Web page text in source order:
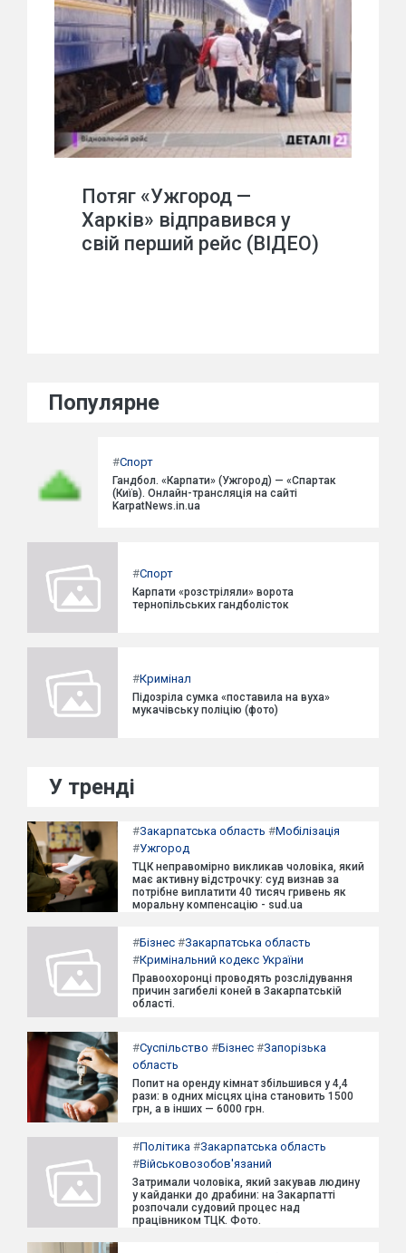
Потяг «Ужгород —
Харків» відправився у
свій перший рейс (ВІДЕО)
Популярне
#Спорт
Гандбол. «Карпати» (Ужгород) — «Спартак
(Київ). Онлайн-трансляція на сайті
KarpatNews.in.ua
#Спорт
Карпати «розстріляли» ворота
тернопільських гандболісток
#Кримінал
Підозріла сумка «поставила на вуха»
мукачівську поліцію (фото)
У тренді
#Закарпатська область #Мобілізація
#Ужгород
ТЦК неправомірно викликав чоловіка, який
має активну відстрочку: суд визнав за
потрібне виплатити 40 тисяч гривень як
моральну компенсацію - sud.ua
#Бізнес #Закарпатська область
#Кримінальний кодекс України
Правоохоронці проводять розслідування
причин загибелі коней в Закарпатській
області.
#Суспільство #Бізнес #Запорізька
область
Попит на оренду кімнат збільшився у 4,4
рази: в одних місцях ціна становить 1500
грн, а в інших — 6000 грн.
#Політика #Закарпатська область
#Військовозобов'язаний
Затримали чоловіка, який закував людину
у кайданки до драбини: на Закарпатті
розпочали судовий процес над
працівником ТЦК. Фото.